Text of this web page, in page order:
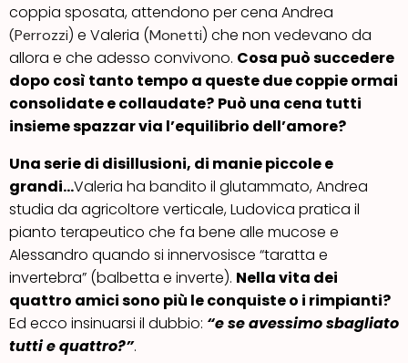
coppia sposata, attendono per cena Andrea
(Perrozzi) e Valeria (Monetti) che non vedevano da
allora e che adesso convivono. Cosa può succedere
dopo così tanto tempo a queste due coppie ormai
consolidate e collaudate? Può una cena tutti
insieme spazzar via l’equilibrio dell’amore?
Una serie di disillusioni, di manie piccole e
grandi…Valeria ha bandito il glutammato, Andrea
studia da agricoltore verticale, Ludovica pratica il
pianto terapeutico che fa bene alle mucose e
Alessandro quando si innervosisce “taratta e
invertebra” (balbetta e inverte). Nella vita dei
quattro amici sono più le conquiste o i rimpianti?
Ed ecco insinuarsi il dubbio: “e se avessimo sbagliato
tutti e quattro?”.